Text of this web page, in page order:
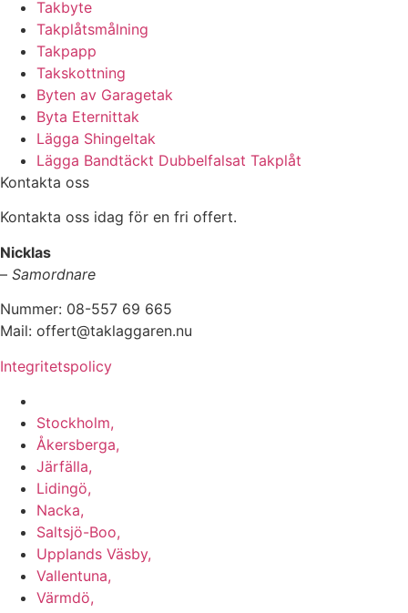
Takbyte
Takplåtsmålning
Takpapp
Takskottning
Byten av Garagetak
Byta Eternittak
Lägga Shingeltak
Lägga Bandtäckt Dubbelfalsat Takplåt
Kontakta oss
Kontakta oss idag för en fri offert.
Nicklas
– Samordnare
Nummer: 08-557 69 665
Mail: offert@taklaggaren.nu
Integritetspolicy
Stockholm,
Åkersberga,
Järfälla,
Lidingö,
Nacka,
Saltsjö-Boo,
Upplands Väsby,
Vallentuna,
Värmdö,